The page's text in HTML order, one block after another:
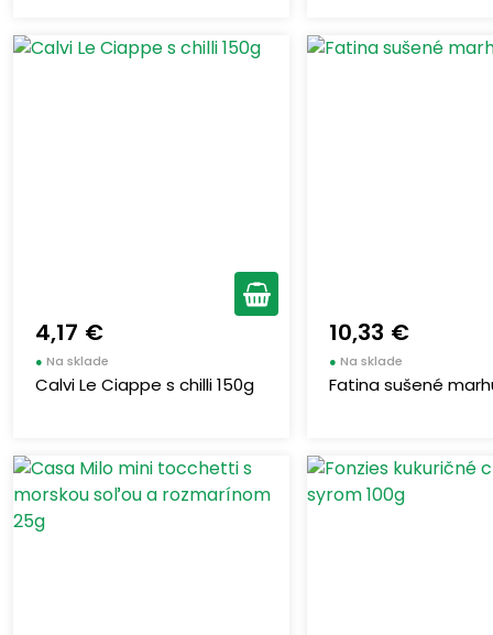
4,17 €
● Na sklade
Calvi Le Ciappe s chilli 150g
10,33 €
●Na sklade
Fatina sušené